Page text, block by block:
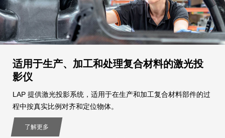
于生产、加工和处理复合材料的激光投
供激光投影系统，适用于在生产和加工复合材料部件的过
真实比例对齐和定位物体。
更多
量保